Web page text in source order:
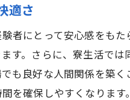
適さ
者にとって安心感をも
す。さらに、寮生活で
も良好な人間関係を築
を確保しやすくなります。